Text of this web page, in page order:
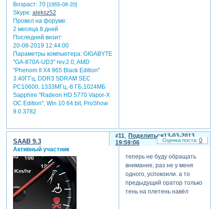
Возраст:70 [1955-08-20]
Skype: aleksz52
Провел на форуме:
2 месяца 8 дней
Последний визит:
20-08-2019 12:44:00
Параметры компьютера:GIGABYTE
"GA-870A-UD3" rev.2.0, AMD
"Phenom II X4 965 Black Edition"
3.40ГГц, DDR3 SDRAM SEC
PC10600, 1333МГц,-8 ГБ,1024МБ
Sapphire "Radeon HD 5770 Vapor-X
OC Edition", Win 10 64 bit, ProShow
9.0.3782
Поделиться
11
13-03-2013
19:59:06
SAAB 9.3
Активный участник
теперь не буду обращать
внимание, раз не у меня
одного, успокоили. а то
предыдущий оратор только
тень на плетень навёл
0